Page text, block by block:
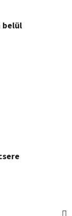
belül